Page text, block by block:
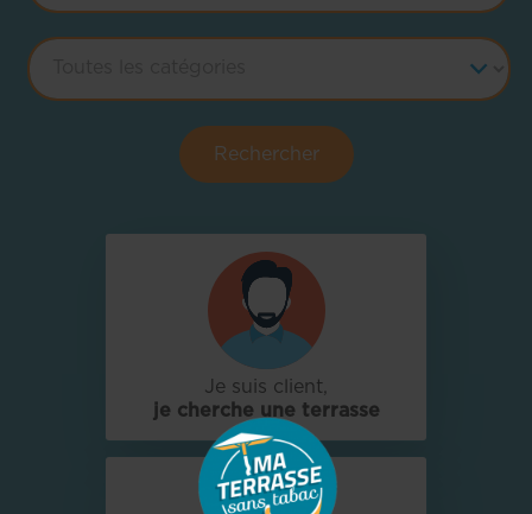
Rechercher
Je suis client,
je cherche une terrasse